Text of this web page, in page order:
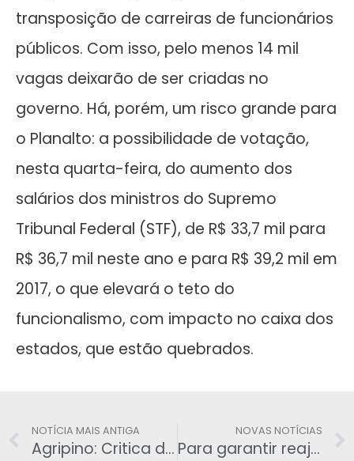
transposição de carreiras de funcionários
públicos. Com isso, pelo menos 14 mil
vagas deixarão de ser criadas no
governo. Há, porém, um risco grande para
o Planalto: a possibilidade de votação,
nesta quarta-feira, do aumento dos
salários dos ministros do Supremo
Tribunal Federal (STF), de R$ 33,7 mil para
R$ 36,7 mil neste ano e para R$ 39,2 mil em
2017, o que elevará o teto do
funcionalismo, com impacto no caixa dos
estados, que estão quebrados.
NOTÍCIA MAIS ANTIGA
Agripino: Critica de Lula às privatizações é desespero de quem causou rombo
NOVAS NOTÍCIAS
Para garantir reajustes Governo fecha acordo para vetar criação de cargos públicos